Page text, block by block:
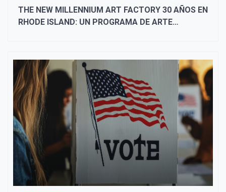
THE NEW MILLENNIUM ART FACTORY 30 AÑOS EN
RHODE ISLAND: UN PROGRAMA DE ARTE